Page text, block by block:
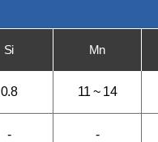
Si Mn
0.8 11 ~ 14
- -